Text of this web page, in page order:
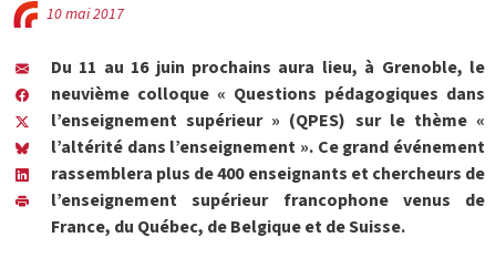
10 mai 2017
Du 11 au 16 juin prochains aura lieu, à Grenoble, le
neuvième colloque « Questions pédagogiques dans
l’enseignement supérieur » (QPES) sur le thème «
l’altérité dans l’enseignement ». Ce grand événement
rassemblera plus de 400 enseignants et chercheurs de
l’enseignement supérieur francophone venus de
France, du Québec, de Belgique et de Suisse.